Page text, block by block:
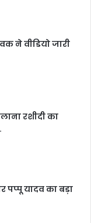
ने वीडियो जारी
रशीदी का
पप्पू यादव का बड़ा